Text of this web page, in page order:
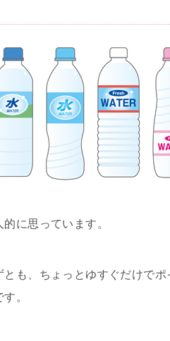
に思っています。
も、ちょっとゆすぐだけでポ
。